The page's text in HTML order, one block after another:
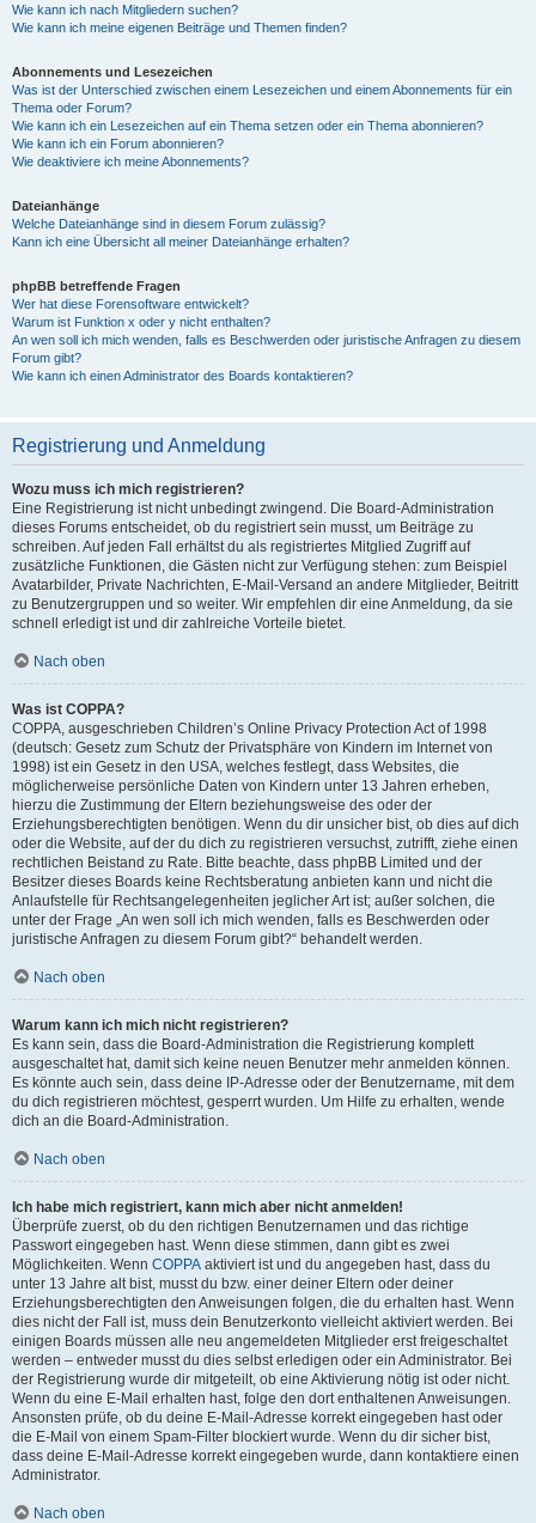
Wie kann ich nach Mitgliedern suchen?
Wie kann ich meine eigenen Beiträge und Themen finden?
Abonnements und Lesezeichen
Was ist der Unterschied zwischen einem Lesezeichen und einem Abonnements für ein
Thema oder Forum?
Wie kann ich ein Lesezeichen auf ein Thema setzen oder ein Thema abonnieren?
Wie kann ich ein Forum abonnieren?
Wie deaktiviere ich meine Abonnements?
Dateianhänge
Welche Dateianhänge sind in diesem Forum zulässig?
Kann ich eine Übersicht all meiner Dateianhänge erhalten?
phpBB betreffende Fragen
Wer hat diese Forensoftware entwickelt?
Warum ist Funktion x oder y nicht enthalten?
An wen soll ich mich wenden, falls es Beschwerden oder juristische Anfragen zu diesem
Forum gibt?
Wie kann ich einen Administrator des Boards kontaktieren?
Registrierung und Anmeldung
Wozu muss ich mich registrieren?
Eine Registrierung ist nicht unbedingt zwingend. Die Board-Administration
dieses Forums entscheidet, ob du registriert sein musst, um Beiträge zu
schreiben. Auf jeden Fall erhältst du als registriertes Mitglied Zugriff auf
zusätzliche Funktionen, die Gästen nicht zur Verfügung stehen: zum Beispiel
Avatarbilder, Private Nachrichten, E-Mail-Versand an andere Mitglieder, Beitritt
zu Benutzergruppen und so weiter. Wir empfehlen dir eine Anmeldung, da sie
schnell erledigt ist und dir zahlreiche Vorteile bietet.
Nach oben
Was ist COPPA?
COPPA, ausgeschrieben Children’s Online Privacy Protection Act of 1998
(deutsch: Gesetz zum Schutz der Privatsphäre von Kindern im Internet von
1998) ist ein Gesetz in den USA, welches festlegt, dass Websites, die
möglicherweise persönliche Daten von Kindern unter 13 Jahren erheben,
hierzu die Zustimmung der Eltern beziehungsweise des oder der
Erziehungsberechtigten benötigen. Wenn du dir unsicher bist, ob dies auf dich
oder die Website, auf der du dich zu registrieren versuchst, zutrifft, ziehe einen
rechtlichen Beistand zu Rate. Bitte beachte, dass phpBB Limited und der
Besitzer dieses Boards keine Rechtsberatung anbieten kann und nicht die
Anlaufstelle für Rechtsangelegenheiten jeglicher Art ist; außer solchen, die
unter der Frage „An wen soll ich mich wenden, falls es Beschwerden oder
juristische Anfragen zu diesem Forum gibt?“ behandelt werden.
Nach oben
Warum kann ich mich nicht registrieren?
Es kann sein, dass die Board-Administration die Registrierung komplett
ausgeschaltet hat, damit sich keine neuen Benutzer mehr anmelden können.
Es könnte auch sein, dass deine IP-Adresse oder der Benutzername, mit dem
du dich registrieren möchtest, gesperrt wurden. Um Hilfe zu erhalten, wende
dich an die Board-Administration.
Nach oben
Ich habe mich registriert, kann mich aber nicht anmelden!
Überprüfe zuerst, ob du den richtigen Benutzernamen und das richtige
Passwort eingegeben hast. Wenn diese stimmen, dann gibt es zwei
Möglichkeiten. Wenn COPPA aktiviert ist und du angegeben hast, dass du
unter 13 Jahre alt bist, musst du bzw. einer deiner Eltern oder deiner
Erziehungsberechtigten den Anweisungen folgen, die du erhalten hast. Wenn
dies nicht der Fall ist, muss dein Benutzerkonto vielleicht aktiviert werden. Bei
einigen Boards müssen alle neu angemeldeten Mitglieder erst freigeschaltet
werden – entweder musst du dies selbst erledigen oder ein Administrator. Bei
der Registrierung wurde dir mitgeteilt, ob eine Aktivierung nötig ist oder nicht.
Wenn du eine E-Mail erhalten hast, folge den dort enthaltenen Anweisungen.
Ansonsten prüfe, ob du deine E-Mail-Adresse korrekt eingegeben hast oder
die E-Mail von einem Spam-Filter blockiert wurde. Wenn du dir sicher bist,
dass deine E-Mail-Adresse korrekt eingegeben wurde, dann kontaktiere einen
Administrator.
Nach oben